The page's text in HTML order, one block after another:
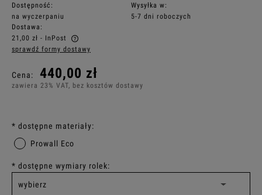
Dostępność:
na wyczerpaniu
Wysyłka w:
5-7 dni roboczych
Dostawa:
21,00 zł - InPost
Cena nie zawiera ewentualnych kosztów płatności
sprawdź formy dostawy
Cena: 440,00 zł
zawiera 23% VAT, bez kosztów dostawy
* dostępne materiały:
Prowall Eco
* dostępne wymiary rolek: